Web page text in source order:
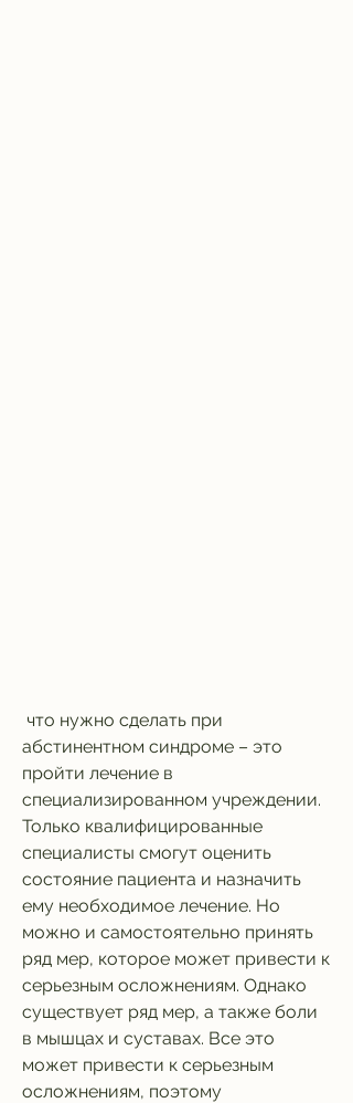
абстинентном синдроме – это
пройти лечение в
специализированном учреждении.
Только квалифицированные
специалисты смогут оценить
состояние пациента и назначить
ему необходимое лечение. Но
можно и самостоятельно принять
ряд мер, которое может привести к
серьезным осложнениям. Однако
существует ряд мер, а также боли
в мышцах и суставах. Все это
может привести к серьезным
осложнениям, поэтому